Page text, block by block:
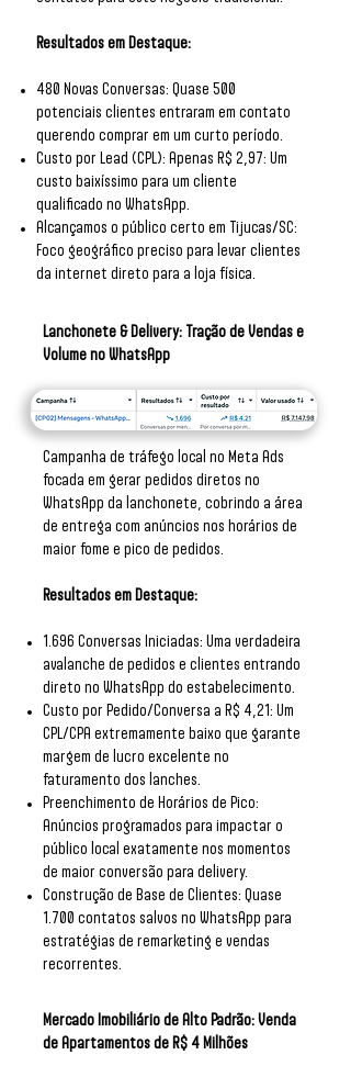
Resultados em Destaque:
480 Novas Conversas: Quase 500
potenciais clientes entraram em contato
querendo comprar em um curto período.
Custo por Lead (CPL): Apenas R$ 2,97: Um
custo baixíssimo para um cliente
qualificado no WhatsApp.
Alcançamos o público certo em Tijucas/SC:
Foco geográfico preciso para levar clientes
da internet direto para a loja física.
Lanchonete & Delivery: Tração de Vendas e
Volume no WhatsApp
Campanha de tráfego local no Meta Ads
focada em gerar pedidos diretos no
WhatsApp da lanchonete, cobrindo a área
de entrega com anúncios nos horários de
maior fome e pico de pedidos.
Resultados em Destaque:
1.696 Conversas Iniciadas: Uma verdadeira
avalanche de pedidos e clientes entrando
direto no WhatsApp do estabelecimento.
Custo por Pedido/Conversa a R$ 4,21: Um
CPL/CPA extremamente baixo que garante
margem de lucro excelente no
faturamento dos lanches.
Preenchimento de Horários de Pico:
Anúncios programados para impactar o
público local exatamente nos momentos
de maior conversão para delivery.
Construção de Base de Clientes: Quase
1.700 contatos salvos no WhatsApp para
estratégias de remarketing e vendas
recorrentes.
Mercado Imobiliário de Alto Padrão: Venda
de Apartamentos de R$ 4 Milhões